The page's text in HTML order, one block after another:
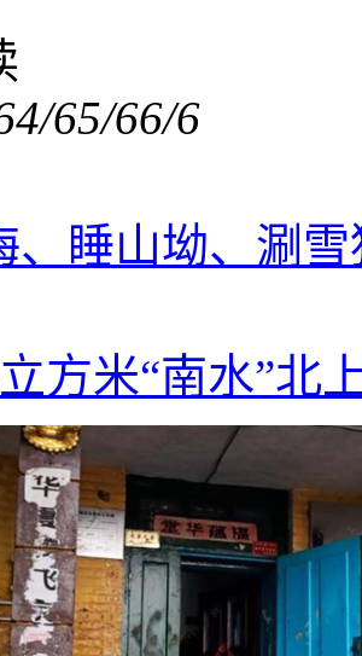
4/65/66/6
、睡山坳、涮
方米“南水”北